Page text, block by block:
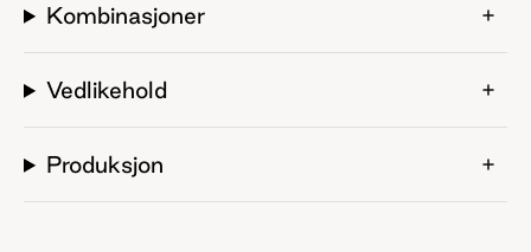
Kombinasjoner
Vedlikehold
Produksjon